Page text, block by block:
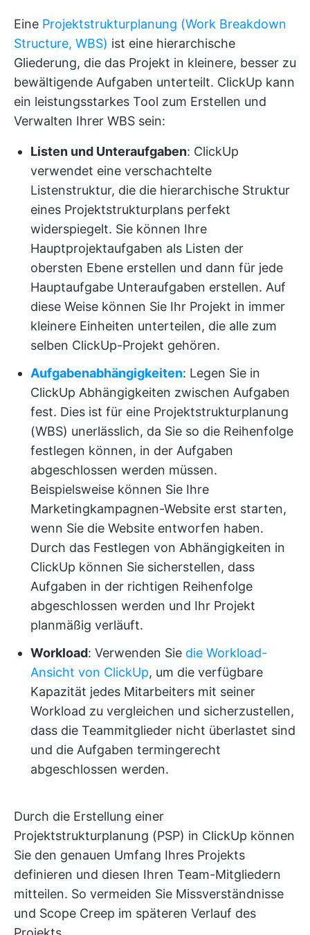
Eine Projektstrukturplanung (Work Breakdown
Structure, WBS) ist eine hierarchische
Gliederung, die das Projekt in kleinere, besser zu
bewältigende Aufgaben unterteilt. ClickUp kann
ein leistungsstarkes Tool zum Erstellen und
Verwalten Ihrer WBS sein:
Listen und Unteraufgaben: ClickUp
verwendet eine verschachtelte
Listenstruktur, die die hierarchische Struktur
eines Projektstrukturplans perfekt
widerspiegelt. Sie können Ihre
Hauptprojektaufgaben als Listen der
obersten Ebene erstellen und dann für jede
Hauptaufgabe Unteraufgaben erstellen. Auf
diese Weise können Sie Ihr Projekt in immer
kleinere Einheiten unterteilen, die alle zum
selben ClickUp-Projekt gehören.
Aufgabenabhängigkeiten: Legen Sie in
ClickUp Abhängigkeiten zwischen Aufgaben
fest. Dies ist für eine Projektstrukturplanung
(WBS) unerlässlich, da Sie so die Reihenfolge
festlegen können, in der Aufgaben
abgeschlossen werden müssen.
Beispielsweise können Sie Ihre
Marketingkampagnen-Website erst starten,
wenn Sie die Website entworfen haben.
Durch das Festlegen von Abhängigkeiten in
ClickUp können Sie sicherstellen, dass
Aufgaben in der richtigen Reihenfolge
abgeschlossen werden und Ihr Projekt
planmäßig verläuft.
Workload: Verwenden Sie die Workload-
Ansicht von ClickUp, um die verfügbare
Kapazität jedes Mitarbeiters mit seiner
Workload zu vergleichen und sicherzustellen,
dass die Teammitglieder nicht überlastet sind
und die Aufgaben termingerecht
abgeschlossen werden.
Durch die Erstellung einer
Projektstrukturplanung (PSP) in ClickUp können
Sie den genauen Umfang Ihres Projekts
definieren und diesen Ihren Team-Mitgliedern
mitteilen. So vermeiden Sie Missverständnisse
und Scope Creep im späteren Verlauf des